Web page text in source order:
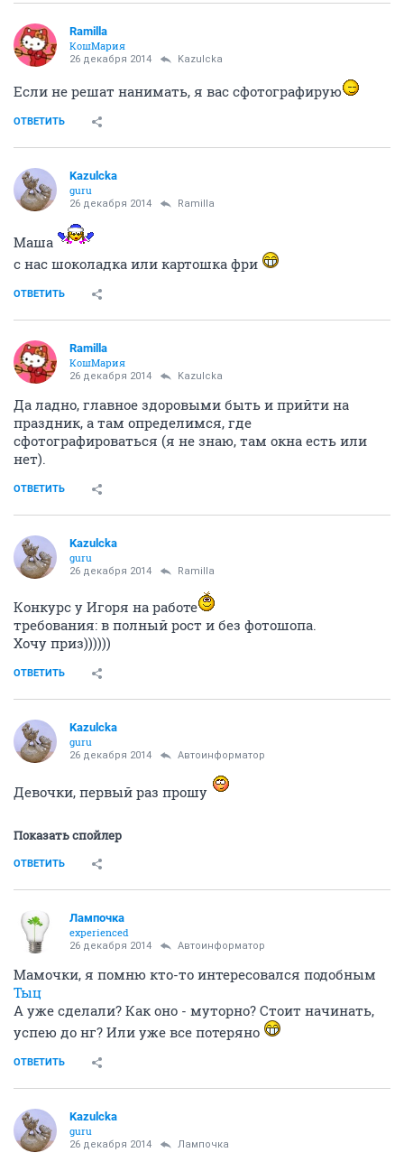
Ramilla
КошМария
26 декабря 2014 Kazulcka
Если не решат нанимать, я вас сфотографирую
ОТВЕТИТЬ
Kazulcka
guru
26 декабря 2014 Ramilla
Маша
с нас шоколадка или картошка фри
ОТВЕТИТЬ
Ramilla
КошМария
26 декабря 2014 Kazulcka
Да ладно, главное здоровыми быть и прийти на
праздник, а там определимся, где
сфотографироваться (я не знаю, там окна есть или
нет).
ОТВЕТИТЬ
Kazulcka
guru
26 декабря 2014 Ramilla
Конкурс у Игоря на работе
требования: в полный рост и без фотошопа.
Хочу приз))))))
ОТВЕТИТЬ
Kazulcka
guru
26 декабря 2014 Автоинформатор
Девочки, первый раз прошу
Показать спойлер
ОТВЕТИТЬ
Лампочка
experienced
26 декабря 2014 Автоинформатор
Мамочки, я помню кто-то интересовался подобным
Тыц
А уже сделали? Как оно - муторно? Стоит начинать,
успею до нг? Или уже все потеряно
ОТВЕТИТЬ
Kazulcka
guru
26 декабря 2014 Лампочка